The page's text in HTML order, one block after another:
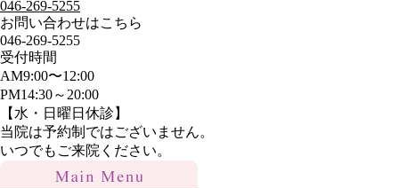
046-269-5255
お問い合わせはこちら
046-269-5255
受付時間
AM9:00〜12:00
PM14:30～20:00
【水・日曜日休診】
当院は予約制ではございません。
いつでもご来院ください。